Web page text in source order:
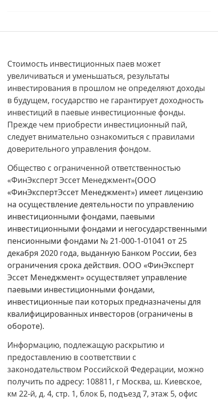
Стоимость инвестиционных паев может
увеличиваться и уменьшаться, результаты
инвестирования в прошлом не определяют доходы
в будущем, государство не гарантирует доходность
инвестиций в паевые инвестиционные фонды.
Прежде чем приобрести инвестиционный пай,
следует внимательно ознакомиться с правилами
доверительного управления фондом.
Общество с ограниченной ответственностью
«ФинЭксперт Эссет Менеджмент»(ООО
«ФинЭкспертЭссет Менеджмент») имеет лицензию
на осуществление деятельности по управлению
инвестиционными фондами, паевыми
инвестиционными фондами и негосударственными
пенсионными фондами № 21-000-1-01041 от 25
декабря 2020 года, выданную Банком России, без
ограничения срока действия. ООО «ФинЭксперт
Эссет Менеджмент» осуществляет управление
паевыми инвестиционными фондами,
инвестиционные паи которых предназначены для
квалифицированных инвесторов (ограничены в
обороте).
Информацию, подлежащую раскрытию и
предоставлению в соответствии с
законодательством Российской Федерации, можно
получить по адресу: 108811, г Москва, ш. Киевское,
км 22-й, д. 4, стр. 1, блок Б, подъезд 7, этаж 5, офис